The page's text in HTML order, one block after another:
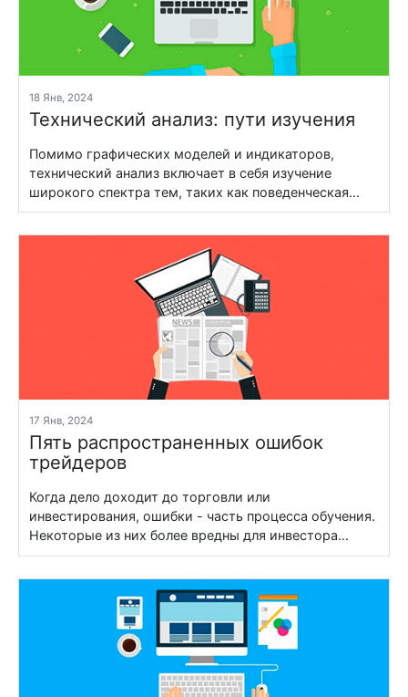
18 Янв, 2024
Технический анализ: пути изучения
Помимо графических моделей и индикаторов,
технический анализ включает в себя изучение
широкого спектра тем, таких как поведенческая...
17 Янв, 2024
Пять распространенных ошибок
трейдеров
Когда дело доходит до торговли или
инвестирования, ошибки - часть процесса обучения.
Некоторые из них более вредны для инвестора...